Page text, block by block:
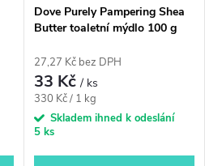
Dove Purely Pampering Shea
Butter toaletní mýdlo 100 g
27,27 Kč bez DPH
33 Kč/ ks
Měrná
cena:
330 Kč / 1 kg
Skladem ihned k odeslání
5 ks